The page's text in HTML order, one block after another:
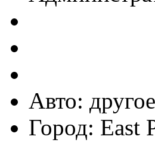
Авто: другое
Город: East